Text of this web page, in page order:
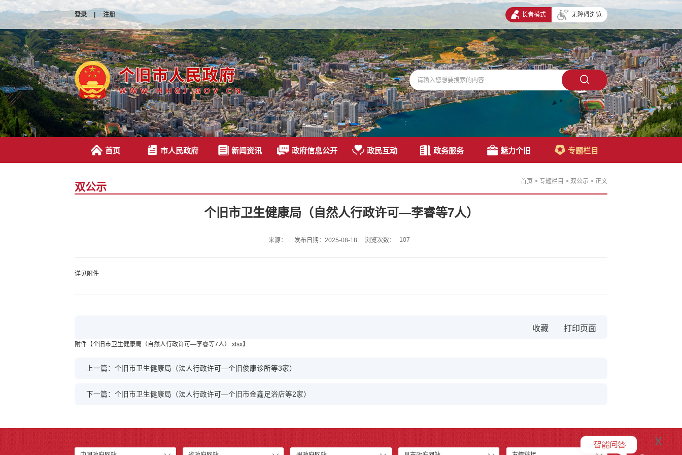
登录 | 注册 长者模式 无障碍浏览
首页 市人民政府 新闻资讯 政府信息公开 政民互动 政务服务 魅力个旧 专题栏目
双公示 首页 > 专题栏目 > 双公示 > 正文
个旧市卫生健康局（自然人行政许可—李睿等7人）
来源： 发布日期：2025-08-18 浏览次数： 107
详见附件
收藏
附件【个旧市卫生健康局（自然人行政许可—李睿等7人）.xlsx】
上一篇：个旧市卫生健康局（法人行政许可—个旧俊康诊所等3家）
下一篇：个旧市卫生健康局（法人行政许可—个旧市金鑫足浴店等2家）
x